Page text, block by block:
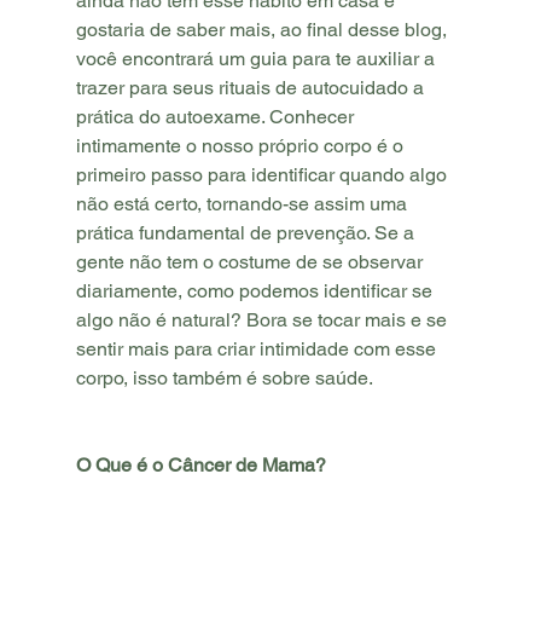
gostaria de saber mais, ao final desse blog,
você encontrará um guia para te auxiliar a
trazer para seus rituais de autocuidado a
prática do autoexame. Conhecer
intimamente o nosso próprio corpo é o
primeiro passo para identificar quando algo
não está certo, tornando-se assim uma
prática fundamental de prevenção. Se a
gente não tem o costume de se observar
diariamente, como podemos identificar se
algo não é natural? Bora se tocar mais e se
sentir mais para criar intimidade com esse
corpo, isso também é sobre saúde.
O Que é o Câncer de Mama?